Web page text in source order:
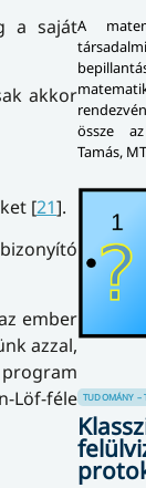
a saját
akkor
[21].
ember
azzal,
Löf-féle
A
össze
Tamás,
TUDOMÁNY –